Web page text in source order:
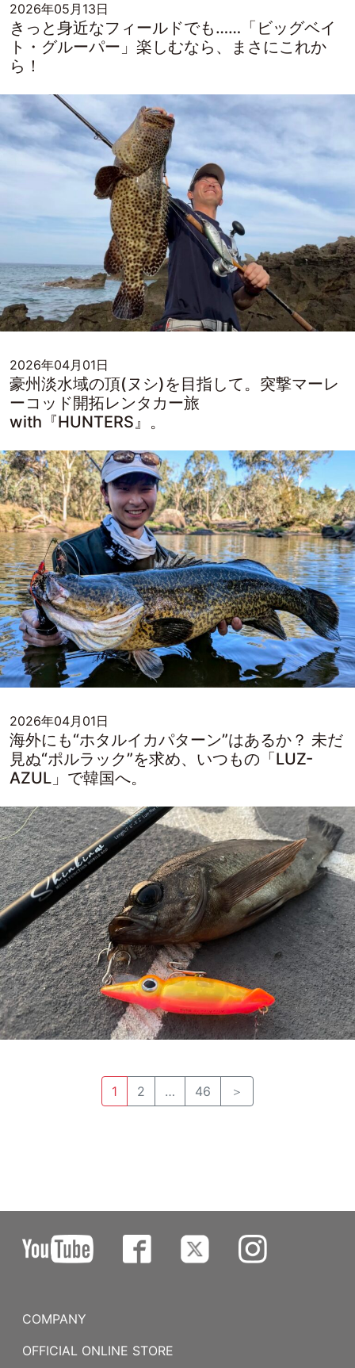
2026年05月13日
きっと身近なフィールドでも……「ビッグベイ
ト・グルーパー」楽しむなら、まさにこれか
ら！
2026年04月01日
豪州淡水域の頂(ヌシ)を目指して。突撃マーレ
ーコッド開拓レンタカー旅
with『HUNTERS』。
2026年04月01日
海外にも“ホタルイカパターン”はあるか？ 未だ
見ぬ“ポルラック”を求め、いつもの「LUZ-
AZUL」で韓国へ。
1 2 … 46 ＞
COMPANY
OFFICIAL ONLINE STORE